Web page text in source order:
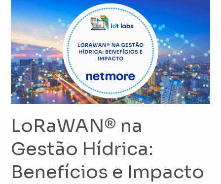
LoRaWAN® na
Gestão Hídrica:
Benefícios e Impacto
LoRaWAN®
na
Gestão
Hídrica:
Benefícios
e
Impacto